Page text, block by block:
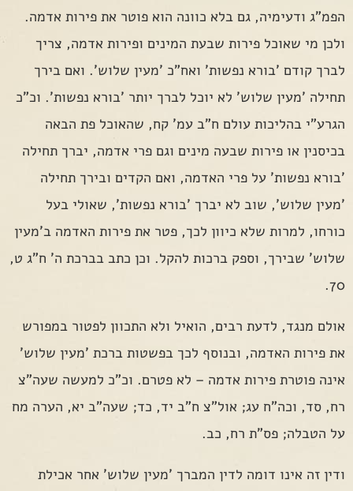
הפמ"ג ודעימיה, גם בלא כוונה הוא פוטר את פירות אדמה.
ולכן מי שאוכל פירות שבעת המינים ופירות אדמה, צריך
לברך קודם 'בורא נפשות' ואח"כ 'מעין שלוש'. ואם בירך
תחילה 'מעין שלוש' לא יוכל לברך יותר 'בורא נפשות'. וכ"כ
הגרע"י בהליכות עולם ח"ב עמ' קח, שהאוכל פת הבאה
בכיסנין או פירות שבעה מינים וגם פרי אדמה, יברך תחילה
'בורא נפשות' על פרי האדמה, ואם הקדים ובירך תחילה
'מעין שלוש', שוב לא יברך 'בורא נפשות', שאולי בעל
כורחו, למרות שלא כיוון לכך, פטר את פירות האדמה ב'מעין
שלוש' שבירך, וספק ברכות להקל. וכן כתב בברכת ה' ח"ג ט,
70.
אולם מנגד, לדעת רבים, הואיל ולא התכוון לפטור במפורש
את פירות האדמה, ובנוסף לכך בפשטות ברכת 'מעין שלוש'
אינה פוטרת פירות אדמה – לא פטרם. וכ"כ למעשה שעה"צ
רח, סד, וכה"ח עג; אול"צ ח"ב יד, כד; שעה"ב יא, הערה מח
על הטבלה; פס"ת רח, כב.
ודין זה אינו דומה לדין המברך 'מעין שלוש' אחר אכילת